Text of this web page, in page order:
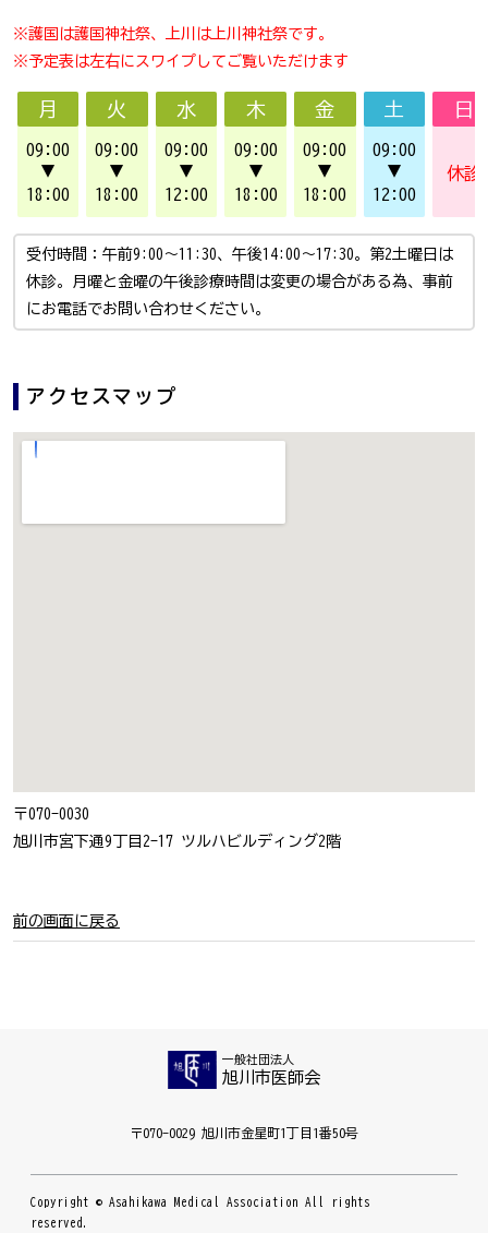
※護国は護国神社祭、上川は上川神社祭です。
※予定表は左右にスワイプしてご覧いただけます
月
09:00
▼
18:00
火
09:00
▼
18:00
水
09:00
▼
12:00
木
09:00
▼
18:00
金
09:00
▼
18:00
土
09:00
▼
12:00
日
休診
受付時間：午前9:00～11:30、午後14:00～17:30。第2土曜日は
休診。月曜と金曜の午後診療時間は変更の場合がある為、事前
にお電話でお問い合わせください。
アクセスマップ
〒070-0030
旭川市宮下通9丁目2-17 ツルハビルディング2階
前の画面に戻る
一般社団法人
旭川市医師会
〒070-0029 旭川市金星町1丁目1番50号
Copyright © Asahikawa Medical Association All rights
reserved.